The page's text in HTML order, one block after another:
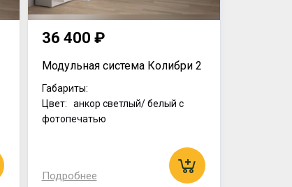
36 400 ₽
Модульная система Колибри 2
Габариты:
Цвет: анкор светлый/ белый с
фотопечатью
Подробнее